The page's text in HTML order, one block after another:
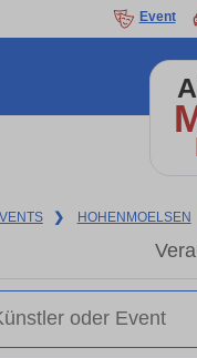
Event
❯ HOHENMOELSEN